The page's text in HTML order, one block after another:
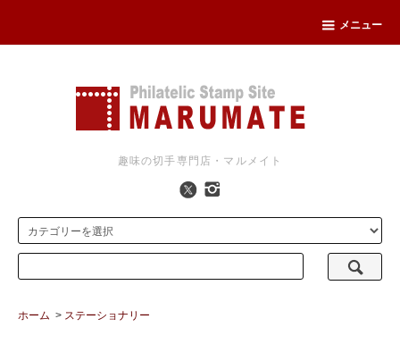
メニュー
趣味の切手専門店・マルメイト
ホーム > ステーショナリー